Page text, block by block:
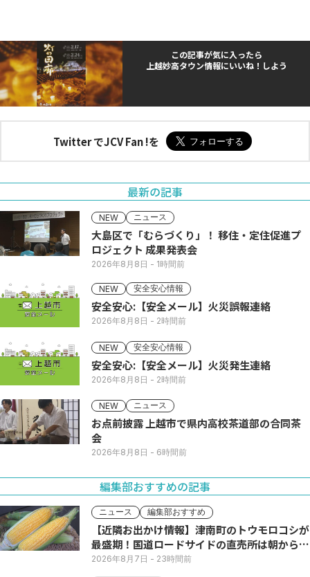
この記事が気に入ったら
上越妙高タウン情報にいいね！しよう
Twitter でJCV Fan !を
最新の記事
NEW ニュース
大島区で「むらづくり」！ 移住・定住促進プ
ロジェクト 成果発表会
2026年8月8日 - 1時間前
NEW 安全安心情報
安全安心:【安全メール】火災誤報連絡
2026年8月8日 - 2時間前
NEW 安全安心情報
安全安心:【安全メール】火災発生連絡
2026年8月8日 - 2時間前
NEW ニュース
お点前披露 上越市で県内高校茶道部の合同茶
会
2026年8月8日 - 6時間前
編集部おすすめの記事
ニュース 編集部おすすめ
【近隣お出かけ情報】津南町のトウモロコシが
最盛期！国道ロードサイドの直売所は朝から長
い列
2026年8月7日 - 23時間前